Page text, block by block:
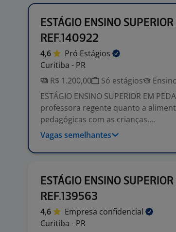
ESTÁGIO ENSINO
REF.140922
4,6 Pró Estágios
Curitiba - PR
R$ 1.200,00
Só estágios
ESTÁGIO ENSINO SUPERIOR EM
professora regente quanto a
pedagógicas com as crianças....
Vagas semelhantes
ESTÁGIO ENSINO
REF.139563
4,6 Empresa confidencial
Curitiba - PR